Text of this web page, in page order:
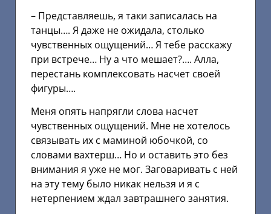
– Представляешь, я таки записалась на
танцы…. Я даже не ожидала, столько
чувственных ощущений… Я тебе расскажу
при встрече… Ну а что мешает?…. Алла,
перестань комплексовать насчет своей
фигуры….
Меня опять напрягли слова насчет
чувственных ощущений. Мне не хотелось
связывать их с маминой юбочкой, со
словами вахтерш… Но и оставить это без
внимания я уже не мог. Заговаривать с ней
на эту тему было никак нельзя и я с
нетерпением ждал завтрашнего занятия.